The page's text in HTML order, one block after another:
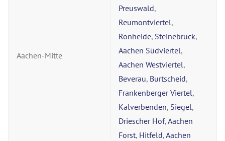
Aachen-Mitte
Preuswald,
Reumontviertel,
Ronheide, Steinebrück,
Aachen Südviertel,
Aachen Westviertel,
Beverau, Burtscheid,
Frankenberger Viertel,
Kalverbenden, Siegel,
Driescher Hof,Aachen
Forst, Hitfeld,Aachen